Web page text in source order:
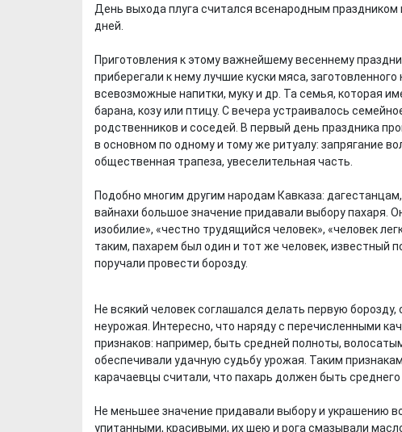
День выхода плуга считался всенародным
дней.
Приготовления к этому важнейшему весеннему
приберегали к нему лучшие куски мяса,
всевозможные напитки, муку и др. Та семья, которая
барана, козу или птицу. С вечера устраивалось
родственников и соседей. В первый день праздника
в основном по одному и тому же ритуалу: запрягание
общественная трапеза, увеселительная часть.
Подобно многим другим народам Кавказа:
вайнахи большое значение придавали выбору пахаря.
изобилие», «честно трудящийся человек», «человек
таким, пахарем был один и тот же человек, известный
поручали провести борозду.
Не всякий человек соглашался делать первую
неурожая. Интересно, что наряду с перечисленными
признаков: например, быть средней полноты,
обеспечивали удачную судьбу урожая. Таким
карачаевцы считали, что пахарь должен быть среднего
Не меньшее значение придавали выбору и украшению
упитанными, красивыми, их шею и рога смазывали